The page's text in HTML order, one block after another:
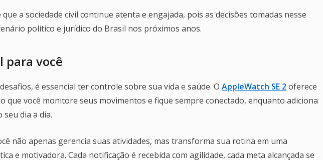
a sociedade civil continue atenta e engajada, pois as decisões tomadas nesse
político e jurídico do Brasil nos próximos anos.
para você
é essencial ter controle sobre sua vida e saúde. O AppleWatch SE 2oferece
que você monitore seus movimentos e fique sempre conectado, enquanto adiciona
seu dia a dia.
não apenas gerencia suas atividades, mas transforma sua rotina em uma
e motivadora. Cada notificação é recebida com agilidade, cada meta alcançada se